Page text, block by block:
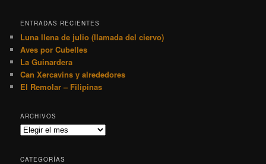
ENTRADAS RECIENTES
Luna llena de julio (llamada del ciervo)
Aves por Cubelles
La Guinardera
Can Xercavins y alrededores
El Remolar – Filipinas
ARCHIVOS
Archivos
CATEGORÍAS